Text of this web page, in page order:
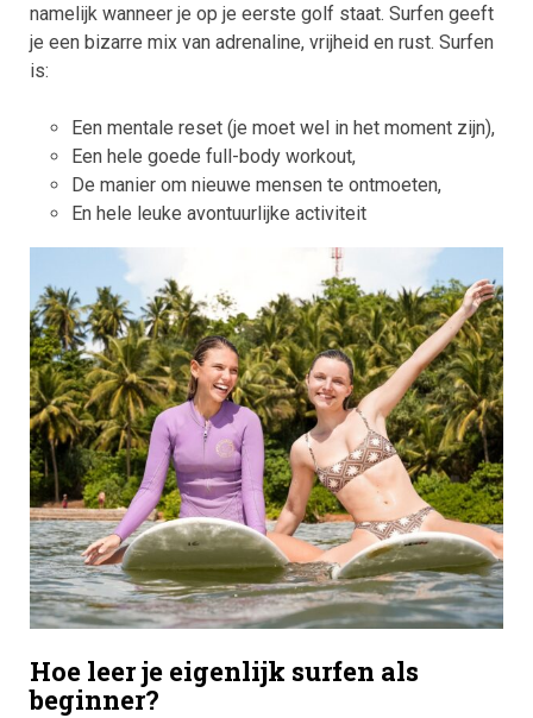
namelijk wanneer je op je eerste golf staat. Surfen geeft
je een bizarre mix van adrenaline, vrijheid en rust. Surfen
is:
Een mentale reset (je moet wel in het moment zijn),
Een hele goede full-body workout,
De manier om nieuwe mensen te ontmoeten,
En hele leuke avontuurlijke activiteit
Hoe leer je eigenlijk surfen als
beginner?